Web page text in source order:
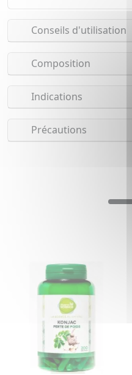
Conseils d'utilisation
Composition
Indications
Précautions